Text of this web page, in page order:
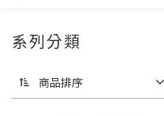
系列分類
商品排序